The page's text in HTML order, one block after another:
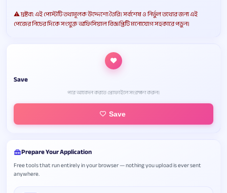
⚠️ দ্রষ্টব্য: এই পোস্টটি তথ্যমূলক উদ্দেশ্যে তৈরি। সর্বশেষ ও নির্ভুল তথ্যের জন্য এই
পেজের নিচের দিকে সংযুক্ত অফিসিয়াল বিজ্ঞপ্তিটি মনোযোগ সহকারে পড়ুন।
Save
পরে আবেদন করতে প্রোফাইলে সংরক্ষণ করুন।
Save
Prepare Your Application
Free tools that run entirely in your browser — nothing you upload is ever sent
anywhere.